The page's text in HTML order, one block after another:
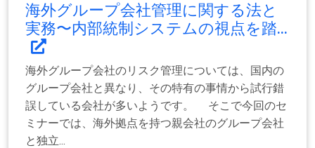
海外グループ会社管理に関する法と
実務〜内部統制システムの視点を踏...
海外グループ会社のリスク管理については、国内の
グループ会社と異なり、その特有の事情から試行錯
誤している会社が多いようです。 そこで今回のセ
ミナーでは、海外拠点を持つ親会社のグループ会社
と独立...